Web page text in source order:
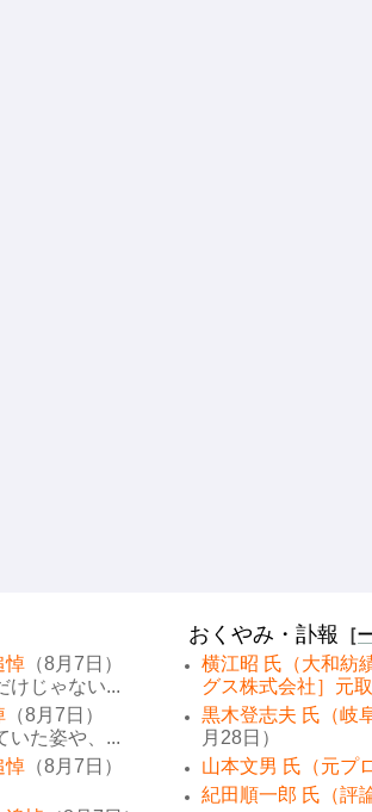
悼 （8月7日）
けじゃない...
（8月7日）
いた姿や、...
悼 （8月7日）
おくやみ・訃報 ［
横江昭 氏（大和紡
グス株式会社］元取
黒木登志夫 氏（岐
月28日）
山本文男 氏（元プ
紀田順一郎 氏（評